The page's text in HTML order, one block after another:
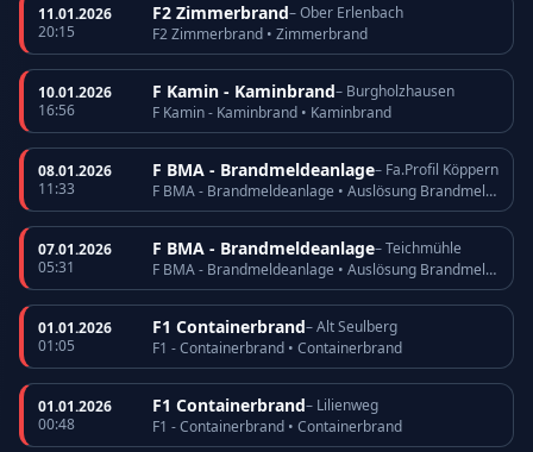
11.01.2026
20:15
F2 Zimmerbrand– Ober Erlenbach
F2 Zimmerbrand • Zimmerbrand
10.01.2026
16:56
F Kamin - Kaminbrand– Burgholzhausen
F Kamin - Kaminbrand • Kaminbrand
08.01.2026
11:33
F BMA - Brandmeldeanlage– Fa.Profil Köppern
F BMA - Brandmeldeanlage • Auslösung Brandmeldeanlage
07.01.2026
05:31
F BMA - Brandmeldeanlage– Teichmühle
F BMA - Brandmeldeanlage • Auslösung Brandmeldeanlage
01.01.2026
01:05
F1 Containerbrand– Alt Seulberg
F1 - Containerbrand • Containerbrand
01.01.2026
00:48
F1 Containerbrand– Lilienweg
F1 - Containerbrand • Containerbrand